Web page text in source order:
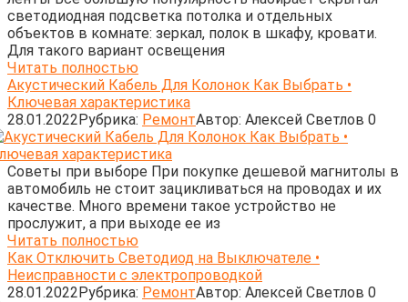
светодиодная подсветка потолка и отдельных
объектов в комнате: зеркал, полок в шкафу, кровати.
Для такого вариант освещения
Читать полностью
Акустический Кабель Для Колонок Как Выбрать •
Ключевая характеристика
28.01.2022Рубрика: РемонтАвтор: Алексей Светлов 0
Советы при выборе При покупке дешевой магнитолы в
автомобиль не стоит зацикливаться на проводах и их
качестве. Много времени такое устройство не
прослужит, а при выходе ее из
Читать полностью
Как Отключить Светодиод на Выключателе •
Неисправности с электропроводкой
28.01.2022Рубрика: РемонтАвтор: Алексей Светлов 0